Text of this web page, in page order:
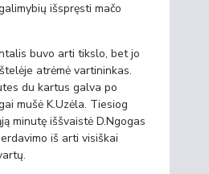
išspręsti mačo
buvo arti tikslo, bet jo
atrėmė vartininkas.
du kartus galva po
mušė K.Uzėla. Tiesiog
minutę iššvaistė D.Ngogas
iš arti visiškai